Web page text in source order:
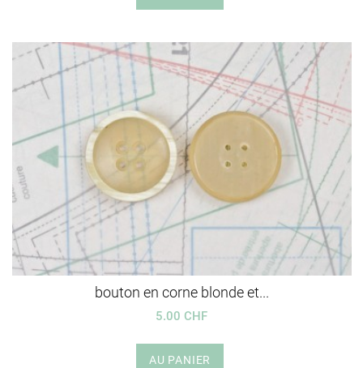
bouton en corne blonde et...
5.00 CHF
AU PANIER